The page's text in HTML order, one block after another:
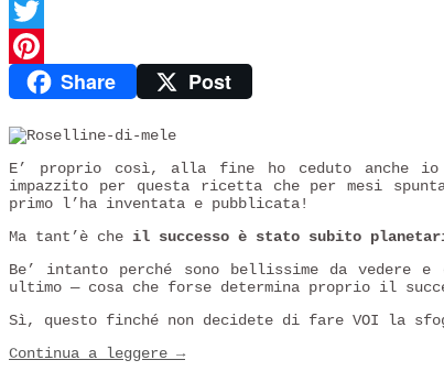
Facebook
Twitter
PinterestShare Post
E’ proprio così, alla fine ho ceduto anche
impazzito per questa ricetta che per mesi
primo l’ha inventata e pubblicata!
Ma tant’è che il successo è stato subito
Be’ intanto perché sono bellissime da vedere
ultimo — cosa che forse determina proprio il
Sì, questo finché non decidete di fare VOI la
Continua a leggere →